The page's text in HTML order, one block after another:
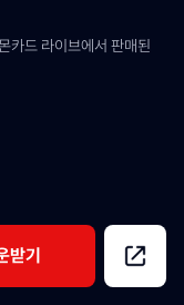
카드 라이브에서 판매된
받기